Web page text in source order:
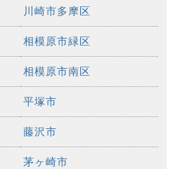
川崎市多摩区
相模原市緑区
相模原市南区
平塚市
藤沢市
茅ヶ崎市